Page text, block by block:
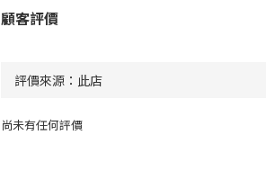
顧客評價
尚未有任何評價